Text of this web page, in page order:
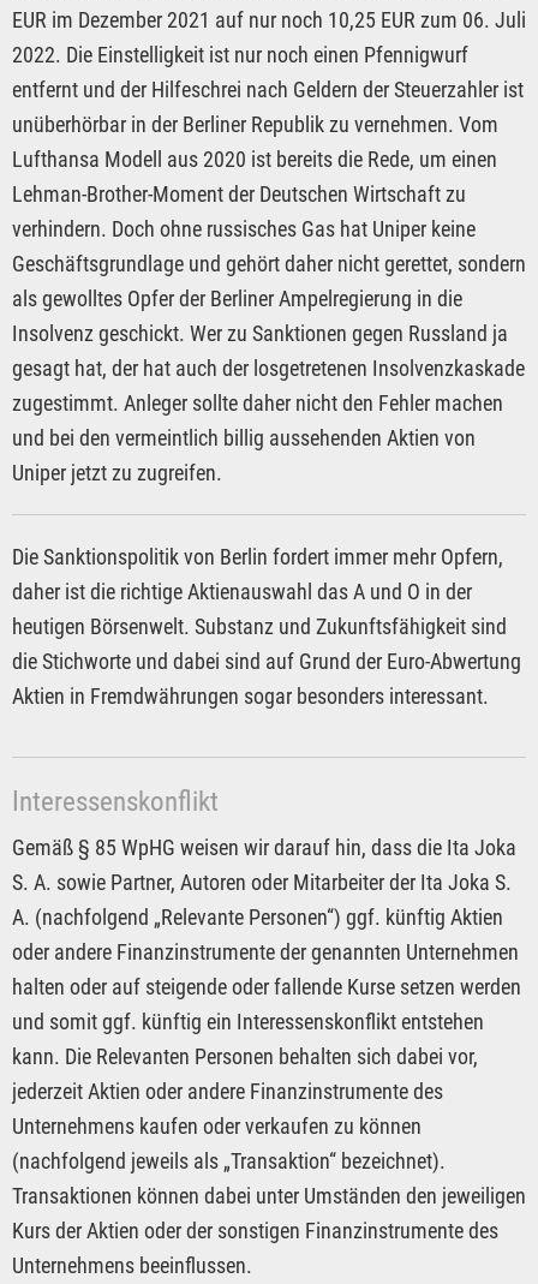
EUR im Dezember 2021 auf nur noch 10,25 EUR zum 06. Juli
2022. Die Einstelligkeit ist nur noch einen Pfennigwurf
entfernt und der Hilfeschrei nach Geldern der Steuerzahler ist
unüberhörbar in der Berliner Republik zu vernehmen. Vom
Lufthansa Modell aus 2020 ist bereits die Rede, um einen
Lehman-Brother-Moment der Deutschen Wirtschaft zu
verhindern. Doch ohne russisches Gas hat Uniper keine
Geschäftsgrundlage und gehört daher nicht gerettet, sondern
als gewolltes Opfer der Berliner Ampelregierung in die
Insolvenz geschickt. Wer zu Sanktionen gegen Russland ja
gesagt hat, der hat auch der losgetretenen Insolvenzkaskade
zugestimmt. Anleger sollte daher nicht den Fehler machen
und bei den vermeintlich billig aussehenden Aktien von
Uniper jetzt zu zugreifen.
Die Sanktionspolitik von Berlin fordert immer mehr Opfern,
daher ist die richtige Aktienauswahl das A und O in der
heutigen Börsenwelt. Substanz und Zukunftsfähigkeit sind
die Stichworte und dabei sind auf Grund der Euro-Abwertung
Aktien in Fremdwährungen sogar besonders interessant.
Interessenskonflikt
Gemäß § 85 WpHG weisen wir darauf hin, dass die Ita Joka
S. A. sowie Partner, Autoren oder Mitarbeiter der Ita Joka S.
A. (nachfolgend „Relevante Personen“) ggf. künftig Aktien
oder andere Finanzinstrumente der genannten Unternehmen
halten oder auf steigende oder fallende Kurse setzen werden
und somit ggf. künftig ein Interessenskonflikt entstehen
kann. Die Relevanten Personen behalten sich dabei vor,
jederzeit Aktien oder andere Finanzinstrumente des
Unternehmens kaufen oder verkaufen zu können
(nachfolgend jeweils als „Transaktion“ bezeichnet).
Transaktionen können dabei unter Umständen den jeweiligen
Kurs der Aktien oder der sonstigen Finanzinstrumente des
Unternehmens beeinflussen.